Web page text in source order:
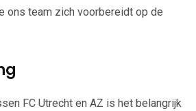
ons team zich voorbereidt op de
FC Utrecht en AZ is het belangrijk